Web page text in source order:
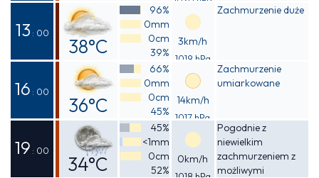
Odczuwalna
36°C
13 : 00
38°C
Odczuwalna
41°C
96%
0mm
0cm
39%
3km/h
1019 hPa
Zachmurzenie duże
16 : 00
36°C
Odczuwalna
41°C
66%
0mm
0cm
45%
14km/h
1017 hPa
Zachmurzenie
umiarkowane
19 : 00
34°C
45%
<1mm
0cm
52%
0km/h
1018 hPa
Pogodnie z
niewielkim
zachmurzeniem z
możliwymi